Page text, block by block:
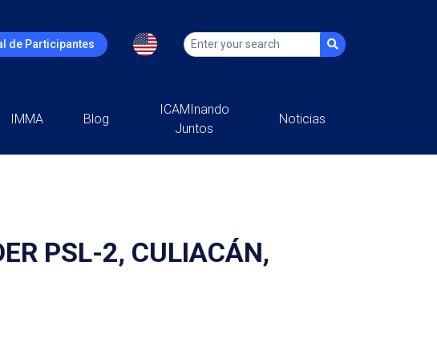
de Participantes
IMMA Blog
ICAMInando
Juntos
Noticias
PSL-2, CULIACÁN,